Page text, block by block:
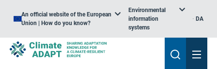
An official website of the European
Union | How do you know?
Environmental
information
systems
DA